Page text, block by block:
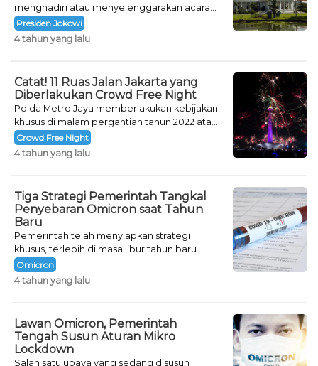
menghadiri atau menyelenggarakan acara
khusus untuk mengisi malam pergantian
tahun.
Presiden Jokowi
4 tahun yang lalu
Catat! 11 Ruas Jalan Jakarta yang
Diberlakukan Crowd Free Night
Polda Metro Jaya memberlakukan kebijakan
khusus di malam pergantian tahun 2022 atau
Crowd Free Night selama dua hari.
Crowd Free Night
4 tahun yang lalu
Tiga Strategi Pemerintah Tangkal
Penyebaran Omicron saat Tahun
Baru
Pemerintah telah menyiapkan strategi
khusus, terlebih di masa libur tahun baru
seperti saat ini.
Omicron
4 tahun yang lalu
Lawan Omicron, Pemerintah
Tengah Susun Aturan Mikro
Lockdown
Salah satu upaya yang sedang disusun